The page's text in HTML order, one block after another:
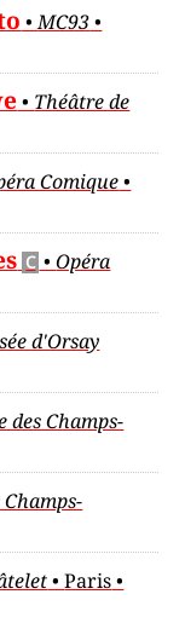
•MC93•
• Théâtre de
Comique•
C •Opéra
d'Orsay
des Champs-
•Paris•